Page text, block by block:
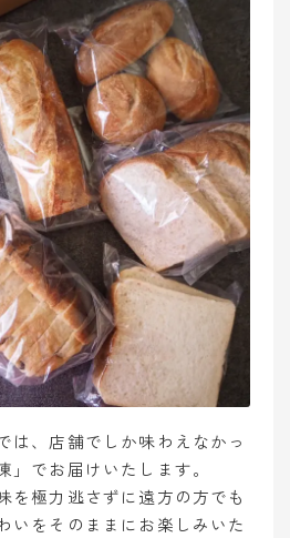
は、店舗でしか味わえなかっ
」でお届けいたします。
を極力逃さずに遠方の方でも
いをそのままにお楽しみいた